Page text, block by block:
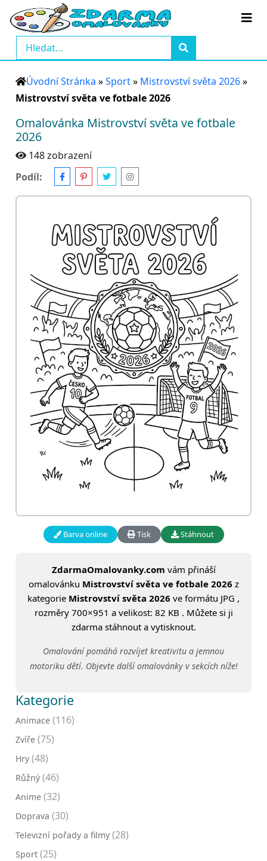
Úvodní Stránka »Sport» Mistrovství světa 2026»
Mistrovství světa ve fotbale 2026
Omalovánka Mistrovství světa ve fotbale
2026
148 zobrazení
Podíl:
Barva online Tisk Stáhnout
ZdarmaOmalovanky.com vám přináší
omalovánku Mistrovství světa ve fotbale 2026 z
kategorie Mistrovství světa 2026 ve formátu JPG ,
rozměry 700×951 a velikost: 82 KB . Můžete si ji
zdarma stáhnout a vytisknout.
Omalování pomáhá rozvíjet kreativitu a jemnou
motoriku dětí. Objevte další omalovánky v sekcích níže!
Kategorie
Animace (116)
Zvíře (75)
Hry (48)
Růžný (46)
Anime (32)
Doprava (30)
Televizní pořady a filmy (28)
Sport (25)